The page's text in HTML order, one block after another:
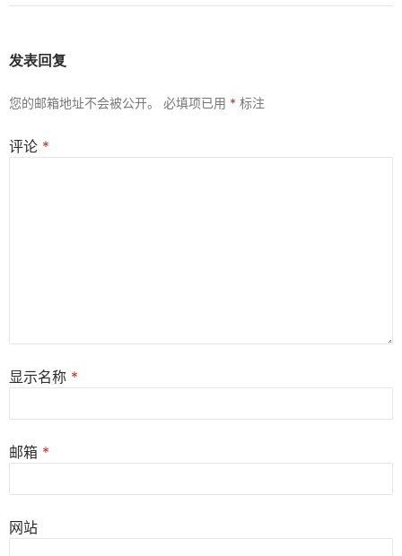
发表回复
您的邮箱地址不会被公开。 必填项已用 * 标注
评论 *
显示名称 *
邮箱 *
网站